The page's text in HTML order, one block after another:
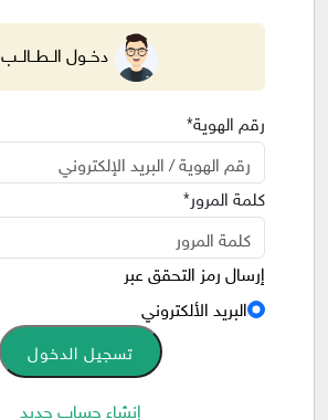
دخــول الــطــالــب
رقم الهوية*
كلمة المرور*
إرسال رمز التحقق عبر
البريد الألكتروني
تسجيل الدخول
إنشاء حساب جديد